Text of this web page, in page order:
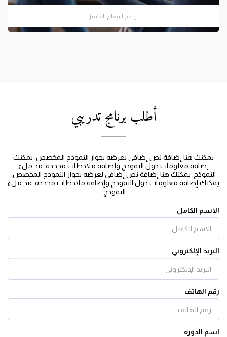
برنامج المعلم المتميز
أطلب برنامج تدريبي
يمكنك هنا إضافة نص إضافي لعرضه بجوار النموذج المخصص. يمكنك
إضافة معلومات حول النموذج وإضافة ملاحظات محددة عند ملء
النموذج. يمكنك هنا إضافة نص إضافي لعرضه بجوار النموذج المخصص.
يمكنك إضافة معلومات حول النموذج وإضافة ملاحظات محددة عند ملء
النموذج.
الاسم الكامل
البريد الإلكتروني
رقم الهاتف
اسم الدورة